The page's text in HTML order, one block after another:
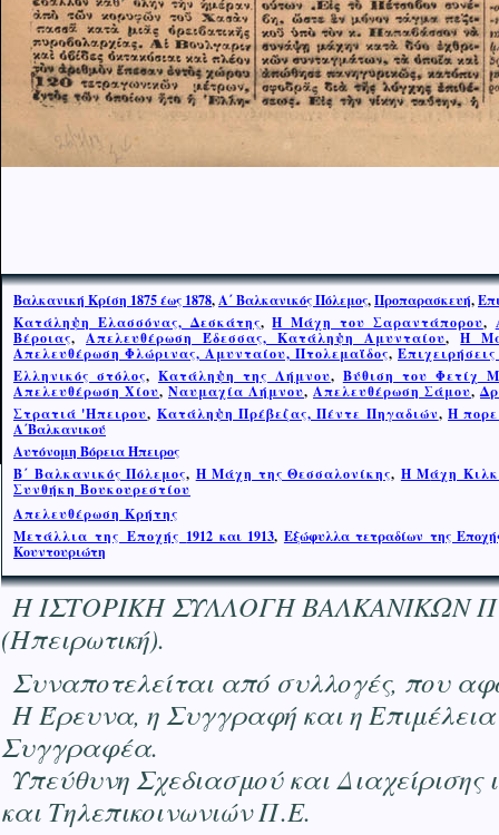
Βαλκανική Κρίση 1875 έως 1878,Α΄ Βαλκανικός Πόλεμος,Προπαρασκευή,
Κατάληψη Ελασσόνας, Δεσκάτης,Η Μάχη του Σαραντάπορου,
Βέροιας,Απελευθέρωση Έδεσσας, Κατάληψη Αμυνταίου,Η
Απελευθέρωση Φλώρινας, Αμυνταίου, Πτολεμαΐδος,
Ελληνικός στόλος, Κατάληψη της Λήμνου, Βύθιση του Φετίχ
Απελευθέρωση Χίου, Ναυμαχία Λήμνου, Απελευθέρωση Σάμου,
Στρατιά 'Ηπειρου, Κατάληψη Πρέβεζας, Πέντε Πηγαδιών,Η
Α΄Βαλκανικού
Αυτόνομη Βόρεια Ήπειρος
Β΄ Βαλκανικός Πόλεμος, Η Μάχη της Θεσσαλονίκης, Η Μάχη
Συνθήκη Βουκουρεστίου
Απελευθέρωση Κρήτης
Μετάλλια της Εποχής 1912 και 1913, Εξώφυλλα τετραδίων της
Κουντουριώτη
Η ΙΣΤΟΡΙΚΗ ΣΥΛΛΟΓΗ ΒΑΛΚΑΝΙΚΩΝ
(Ηπειρωτική).
Συναποτελείται από συλλογές, που
Η Έρευνα, η Συγγραφή και η
Συγγραφέα.
Υπεύθυνη Σχεδιασμού και
και Τηλεπικοινωνιών Π.Ε.